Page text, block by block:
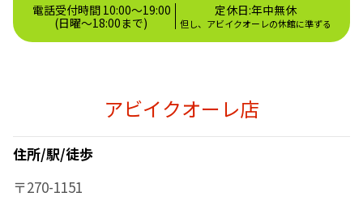
電話受付時間 10:00～19:00
(日曜～18:00まで)
定休日:年中無休
但し、アビイクオーレの休館に準ずる
アビイクオーレ店
住所/駅/徒歩
〒270-1151